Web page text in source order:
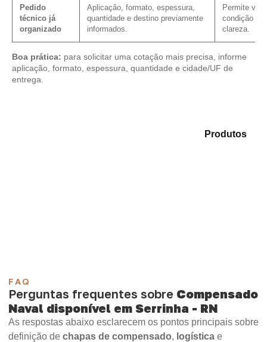
Pedido
técnico já
organizado
Aplicação, formato, espessura,
quantidade e destino previamente
informados.
Permite
condição
clareza.
Boa prática: para solicitar uma cotação mais precisa, informe
aplicação, formato, espessura, quantidade e cidade/UF de
entrega.
Produtose
FAQ
Perguntas frequentes sobre Compensado
Naval disponível em Serrinha - RN
As respostas abaixo esclarecem os pontos principais sobre
definição de chapas de compensado, logística e